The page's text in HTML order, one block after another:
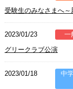
受験生のみなさまへ
2023/01/23
一
グリークラブ公演
2023/01/18
中